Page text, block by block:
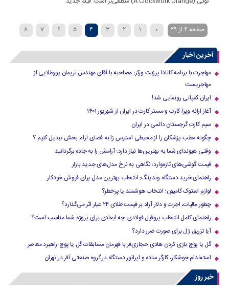
صفحه 4 از 29 ‹
1
2
3
4
5
6
7
8
9
10
›
20
...
» آخرین اخبار
مهاجرت با برنامه کانادا پرزنت ورکر: مصاحبه با آقای مهندس نریمان پورطلایی از
مهاجریست
ایران کمپانی رونمایی شد!
آغاز ارائه ویزا کارت و مستر کارت در ایران از شهریور ۱۴۰۱
سیم کارت گرجستان دائمی در ایران
چگونه مطب پزشکان را از محیطی استرس زا به فضای آرام بخش تبدیل کنیم ؟
وقتی هیوندای شما به بهترین‌ها نیاز دارد؛ آرامش را به جاده برگردانید
قیمت گوشی‌های تازه‌وارد؛ نگاهی به نرخ مدل‌های جدید بازار
راهنمای خرید دستگاه وندینگ: انتخاب بهترین مدل برای فروش خودکار
لوازم استوک کامیون؛ انتخاب هوشمند یا پرخطر؟
چطور مالیات، اجرت و دلار آزاد بر قیمت طلای ۲۴ عیار اثر می‌گذارد؟
راهنمای کامل انتخاب پروفیل فولادی: چه ابعادی برای پروژه شما مناسب است؟
آیا تزریق ژل برای صورت ضرر دارد​؟
گل یا پوچ بازی کردن هادی حجازی‌فر با قهرمان مسابقات گل یا پوچ-راهبرد معاصر
استخدام جوشکار، کارگر ساده و اپراتور دستگاه در گروه صنعتی آفر در تهران
خبر روز